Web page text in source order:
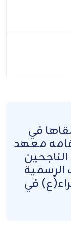
في
معهد
الناجحين
الرسمية
في